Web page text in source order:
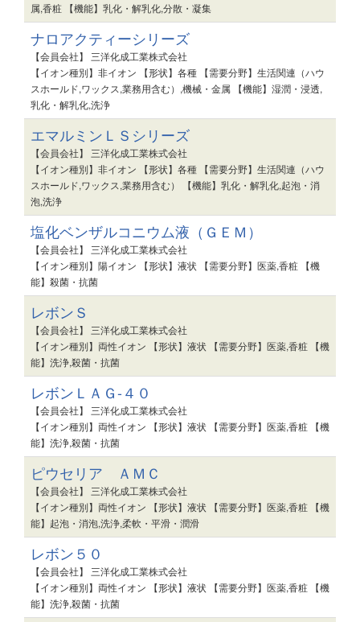
属,香粧 【機能】乳化・解乳化,分散・凝集
ナロアクティーシリーズ
【会員会社】 三洋化成工業株式会社
【イオン種別】非イオン 【形状】各種 【需要分野】生活関連（ハウ
スホールド,ワックス,業務用含む）,機械・金属 【機能】湿潤・浸透,
乳化・解乳化,洗浄
エマルミンＬＳシリーズ
【会員会社】 三洋化成工業株式会社
【イオン種別】非イオン 【形状】各種 【需要分野】生活関連（ハウ
スホールド,ワックス,業務用含む） 【機能】乳化・解乳化,起泡・消
泡,洗浄
塩化ベンザルコニウム液（ＧＥＭ）
【会員会社】 三洋化成工業株式会社
【イオン種別】陽イオン 【形状】液状 【需要分野】医薬,香粧 【機
能】殺菌・抗菌
レボンＳ
【会員会社】 三洋化成工業株式会社
【イオン種別】両性イオン 【形状】液状 【需要分野】医薬,香粧 【機
能】洗浄,殺菌・抗菌
レボンＬＡＧ-４０
【会員会社】 三洋化成工業株式会社
【イオン種別】両性イオン 【形状】液状 【需要分野】医薬,香粧 【機
能】洗浄,殺菌・抗菌
ピウセリア ＡＭＣ
【会員会社】 三洋化成工業株式会社
【イオン種別】両性イオン 【形状】液状 【需要分野】医薬,香粧 【機
能】起泡・消泡,洗浄,柔軟・平滑・潤滑
レボン５０
【会員会社】 三洋化成工業株式会社
【イオン種別】両性イオン 【形状】液状 【需要分野】医薬,香粧 【機
能】洗浄,殺菌・抗菌